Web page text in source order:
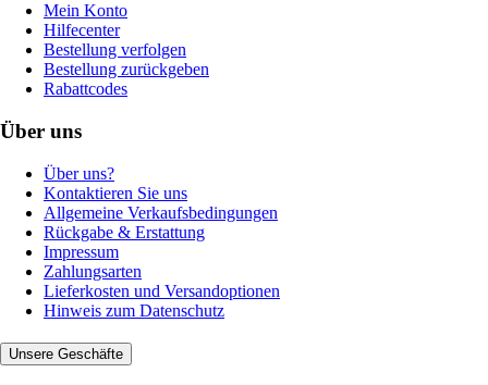
Mein Konto
Hilfecenter
Bestellung verfolgen
Bestellung zurückgeben
Rabattcodes
Über uns
Über uns?
Kontaktieren Sie uns
Allgemeine Verkaufsbedingungen
Rückgabe & Erstattung
Impressum
Zahlungsarten
Lieferkosten und Versandoptionen
Hinweis zum Datenschutz
Unsere Geschäfte